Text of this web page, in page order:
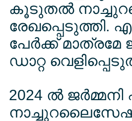
കൂടുതല്‍
രേഖപ്പെടുത്തി.
പേര്‍ക്ക്
ഡാറ്റ
2024 ല്‍